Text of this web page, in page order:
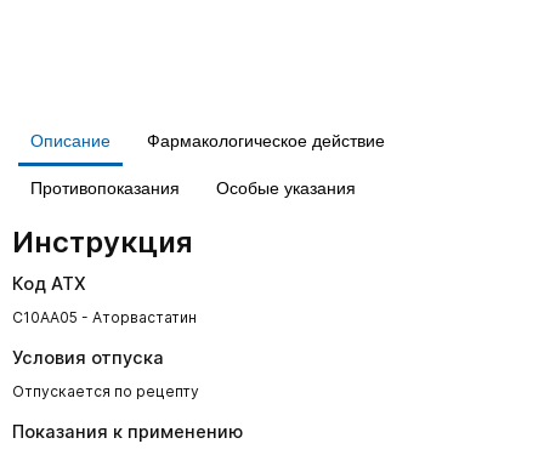
Описание Фармакологическое действие
Противопоказания Особые указания
Инструкция
Код АТХ
C10AA05 - Аторвастатин
Условия отпуска
Отпускается по рецепту
Показания к применению